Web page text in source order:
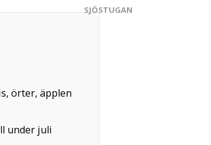
SJÖSTUGAN
örter, äpplen
under juli